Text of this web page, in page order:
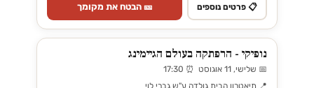
📋 פרטים נוספים 🎫 הבטח את מקומך
נופיקי - הרפתקה בעולם הגיימינג
📅 שלישי, 11 אוגוסט ⏰ 17:30
📍 תיאטרון הבית גולדה ע"ש גברי לוי